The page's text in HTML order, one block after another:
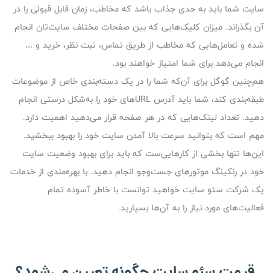
سایت شما باید به‌ حدی جذاب باشد که مخاطب، زمان قابل قبولی را در
آن بگذراند. میزان کلیک‌هایی که بین صفحات مختلف سایت‌تان انجام
شده و تعامل‌هایی که مخاطب از طریق تماس، ثبت نظر، خرید و …
انجام می‌دهد برای شما امتیاز خواهند بود.
هم‌چنین گوگل برای آن‌که شما را در یک دسته‌بندی خاص از موضوعات
طبقه‌بندی کند، شما باید آدرس URLهای خود را به‌شکل درستی انجام
دهید. تعداد لینک‌هایی که در هر صفحه قرار می‌دهید اهمیت دارد.
مهم است که بتوانید سرعت بالا آمدن سایت خود را بهبود ببخشید.
این‌ها تنها بخشی از کارهایی‌ست که باید برای بهبود وضعیت سایت
خود در رنکینگ موتورهای جست‌وجو انجام دهید. با بهره‌مندی از خدمات
یک شرکت سئو سایت خواهید توانست با خاطر آسوده تمام
فعالیت‌های مورد نیاز را به آن‌ها بسپارید.